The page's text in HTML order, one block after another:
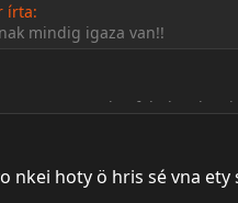
írta:
mindig igaza van!!
nkei hoty ö hris sé vna ety